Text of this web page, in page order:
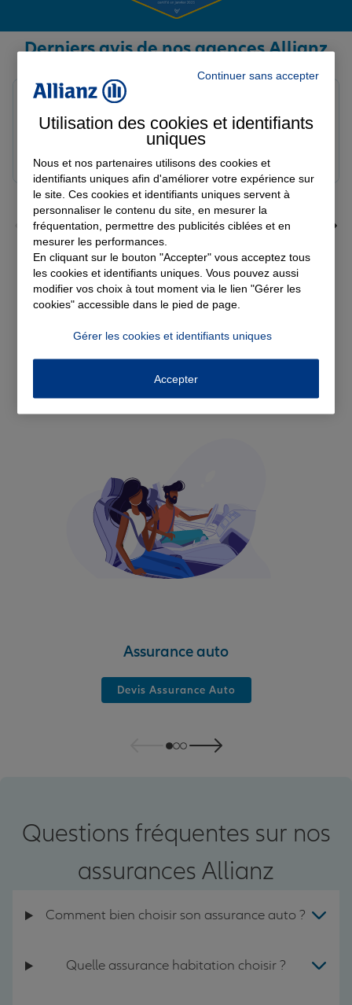
Derniers avis de nos agences Allianz
Le 07/08/2026 - Agence NANTERRE
Merci à Madi pour son écoute et ces conseils précieux.
Réactif et efficace le service impeccable
Yayaya M.
Voir tous les avis
Découvrez nos
solutions d'assurance
Assurance auto
Devis Assurance Auto
Questions fréquentes sur nos
assurances Allianz
Comment bien choisir son assurance auto ?
Quelle assurance habitation choisir ?
Continuer sans accepter
Utilisation des cookies et identifiants
uniques
Nous et nos partenaires utilisons des cookies et
identifiants uniques afin d'améliorer votre expérience sur
le site. Ces cookies et identifiants uniques servent à
personnaliser le contenu du site, en mesurer la
fréquentation, permettre des publicités ciblées et en
mesurer les performances.
En cliquant sur le bouton "Accepter" vous acceptez tous
les cookies et identifiants uniques. Vous pouvez aussi
modifier vos choix à tout moment via le lien "Gérer les
cookies" accessible dans le pied de page.
Gérer les cookies et identifiants uniques
Accepter